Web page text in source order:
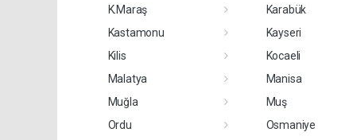
K.Maraş
Karabük
Kastamonu
Kayseri
Kilis
Kocaeli
Malatya
Manisa
Muğla
Muş
Ordu
Osmaniye